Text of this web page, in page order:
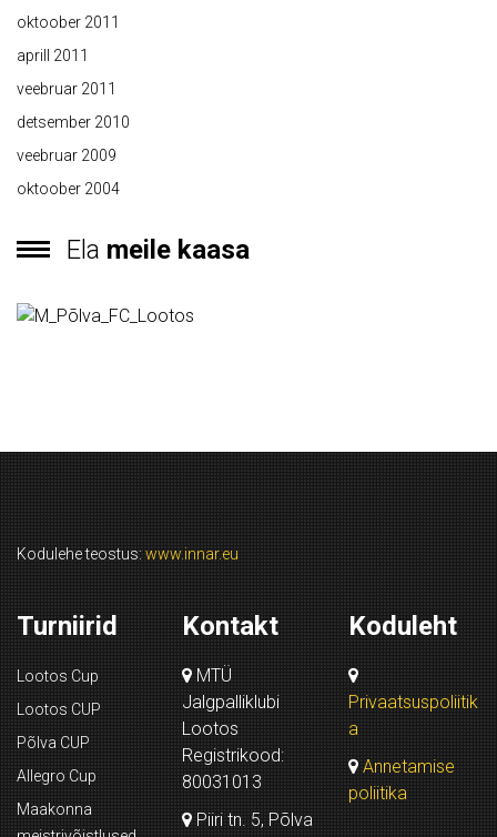
oktoober 2011
aprill 2011
veebruar 2011
detsember 2010
veebruar 2009
oktoober 2004
Ela meile kaasa
Kodulehe teostus: www.innar.eu
Turniirid
Lootos Cup
Lootos CUP
Põlva CUP
Allegro Cup
Maakonna
Kontakt
MTÜ
Jalgpalliklubi
Lootos
Registrikood:
80031013
Piiri tn. 5, Põlva
Koduleht
Privaatsuspoliitik
a
Annetamise
poliitika